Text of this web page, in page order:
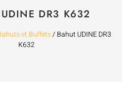
DR3 K632
et Buffets/ Bahut UDINE DR3
K632